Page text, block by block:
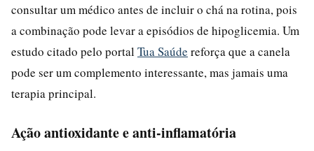
consultar um médico antes de incluir o chá na rotina, pois
a combinação pode levar a episódios de hipoglicemia. Um
estudo citado pelo portal Tua Saúde reforça que a canela
pode ser um complemento interessante, mas jamais uma
terapia principal.
Ação antioxidante e anti-inflamatória